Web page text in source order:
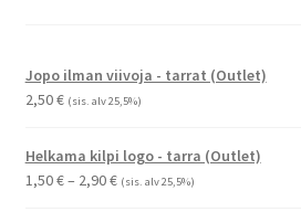
Jopo ilman viivoja - tarrat (Outlet)
2,50€ (sis. alv 25,5%)
Helkama kilpi logo - tarra (Outlet)
1,50€– 2,90€Hintaluokka:
(sis. alv 25,5%)